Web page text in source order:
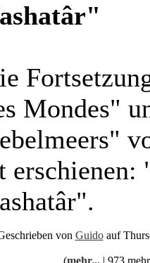
Mondes"
erschienen:
von Guidoauf
(mehr... | 973